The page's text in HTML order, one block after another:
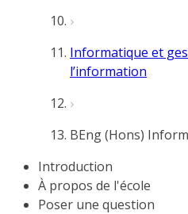
Informatique et
l’information
BEng (Hons)
Introduction
À propos de l'école
Poser une question